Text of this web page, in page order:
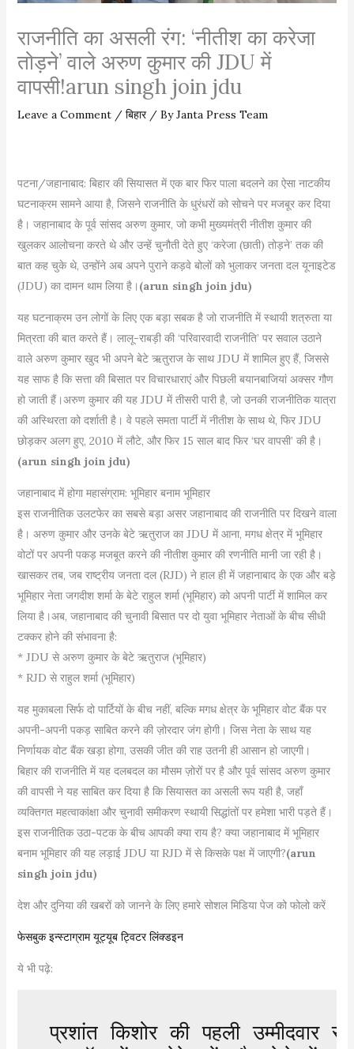
राजनीति का असली रंग: ‘नीतीश का करेजा
तोड़ने’ वाले अरुण कुमार की JDU में
वापसी!arun singh join jdu
Leave a Comment / बिहार/ ByJanta Press Team
पटना/जहानाबाद: बिहार की सियासत में एक बार फिर पाला बदलने का ऐसा नाटकीय
घटनाक्रम सामने आया है, जिसने राजनीति के धुरंधरों को सोचने पर मजबूर कर दिया
है। जहानाबाद के पूर्व सांसद अरुण कुमार, जो कभी मुख्यमंत्री नीतीश कुमार की
खुलकर आलोचना करते थे और उन्हें चुनौती देते हुए ‘करेजा (छाती) तोड़ने’ तक की
बात कह चुके थे, उन्होंने अब अपने पुराने कड़वे बोलों को भुलाकर जनता दल यूनाइटेड
(JDU) का दामन थाम लिया है। (arun singh join jdu)
यह घटनाक्रम उन लोगों के लिए एक बड़ा सबक है जो राजनीति में स्थायी शत्रुता या
मित्रता की बात करते हैं। लालू-राबड़ी की ‘परिवारवादी राजनीति’ पर सवाल उठाने
वाले अरुण कुमार खुद भी अपने बेटे ऋतुराज के साथ JDU में शामिल हुए हैं, जिससे
यह साफ है कि सत्ता की बिसात पर विचारधाराएं और पिछली बयानबाजियां अक्सर गौण
हो जाती हैं।अरुण कुमार की यह JDU में तीसरी पारी है, जो उनकी राजनीतिक यात्रा
की अस्थिरता को दर्शाती है। वे पहले समता पार्टी में नीतीश के साथ थे, फिर JDU
छोड़कर अलग हुए, 2010 में लौटे, और फिर 15 साल बाद फिर ‘घर वापसी’ की है।
(arun singh join jdu)
जहानाबाद में होगा महासंग्राम: भूमिहार बनाम भूमिहार
इस राजनीतिक उलटफेर का सबसे बड़ा असर जहानाबाद की राजनीति पर दिखने वाला
है। अरुण कुमार और उनके बेटे ऋतुराज का JDU में आना, मगध क्षेत्र में भूमिहार
वोटों पर अपनी पकड़ मजबूत करने की नीतीश कुमार की रणनीति मानी जा रही है।
खासकर तब, जब राष्ट्रीय जनता दल (RJD) ने हाल ही में जहानाबाद के एक और बड़े
भूमिहार नेता जगदीश शर्मा के बेटे राहुल शर्मा (भूमिहार) को अपनी पार्टी में शामिल कर
लिया है।अब, जहानाबाद की चुनावी बिसात पर दो युवा भूमिहार नेताओं के बीच सीधी
टक्कर होने की संभावना है:
* JDU से अरुण कुमार के बेटे ऋतुराज (भूमिहार)
* RJD से राहुल शर्मा (भूमिहार)
यह मुकाबला सिर्फ दो पार्टियों के बीच नहीं, बल्कि मगध क्षेत्र के भूमिहार वोट बैंक पर
अपनी-अपनी पकड़ साबित करने की ज़ोरदार जंग होगी। जिस नेता के साथ यह
निर्णायक वोट बैंक खड़ा होगा, उसकी जीत की राह उतनी ही आसान हो जाएगी।
बिहार की राजनीति में यह दलबदल का मौसम ज़ोरों पर है और पूर्व सांसद अरुण कुमार
की वापसी ने यह साबित कर दिया है कि सियासत का असली रूप यही है, जहाँ
व्यक्तिगत महत्वाकांक्षा और चुनावी समीकरण स्थायी सिद्धांतों पर हमेशा भारी पड़ते हैं।
इस राजनीतिक उठा-पटक के बीच आपकी क्या राय है? क्या जहानाबाद में भूमिहार
बनाम भूमिहार की यह लड़ाई JDU या RJD में से किसके पक्ष में जाएगी?(arun
singh join jdu)
देश और दुनिया की खबरों को जानने के लिए हमारे सोशल मिडिया पेज को फोलो करें
फेसबुक इन्स्टाग्राम यूट्यूब ट्विटर लिंक्डइन
ये भी पढ़े:
प्रशांत किशोर की पहली